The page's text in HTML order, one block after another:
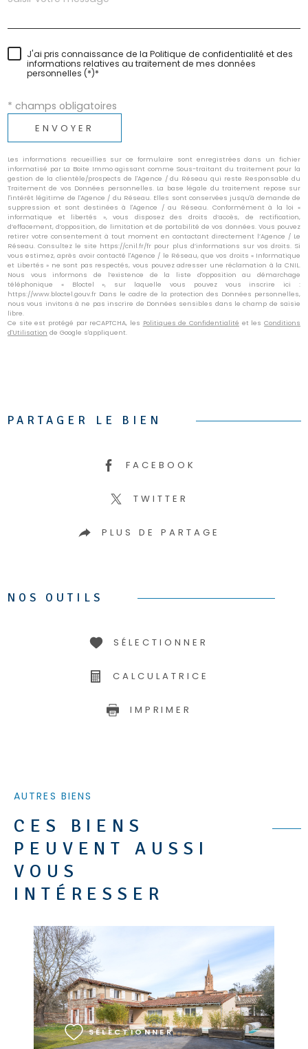
J'ai pris connaissance de la Politique de confidentialité et des
informations relatives au traitement de mes données
personnelles (*)*
* champs obligatoires
ENVOYER
Les informations recueillies sur ce formulaire sont enregistrées dans un fichier
informatisé par La Boite Immo agissant comme Sous-traitant du traitement pour la
gestion de la clientèle/prospects de l'Agence / du Réseau qui reste Responsable du
Traitement de vos Données personnelles. La base légale du traitement repose sur
l'intérêt légitime de l'Agence / du Réseau. Elles sont conservées jusqu'à demande de
suppression et sont destinées à l'Agence / au Réseau. Conformément à la loi «
informatique et libertés », vous disposez des droits d’accès, de rectification,
d’effacement, d’opposition, de limitation et de portabilité de vos données. Vous pouvez
retirer votre consentement à tout moment en contactant directement l’Agence / Le
Réseau. Consultez le site https://cnil.fr/fr pour plus d’informations sur vos droits. Si
vous estimez, après avoir contacté l'Agence / le Réseau, que vos droits « Informatique
et Libertés » ne sont pas respectés, vous pouvez adresser une réclamation à la CNIL.
Nous vous informons de l’existence de la liste d'opposition au démarchage
téléphonique « Bloctel », sur laquelle vous pouvez vous inscrire ici :
https://www.bloctel.gouv.fr Dans le cadre de la protection des Données personnelles,
nous vous invitons à ne pas inscrire de Données sensibles dans le champ de saisie
libre.
Ce site est protégé par reCAPTCHA, les Politiques de Confidentialité et lesConditions
d'Utilisation de Google s'appliquent.
PARTAGER LE BIEN
FACEBOOK
TWITTER
PLUS DE PARTAGE
NOS OUTILS
SÉLECTIONNER
CALCULATRICE
IMPRIMER
AUTRES BIENS
CES BIENS
PEUVENT AUSSI
VOUS
INTÉRESSER
SÉLECTIONNER
VOIR LE BIEN